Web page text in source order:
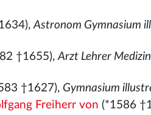
Astronom Gymnasium
†1655),Arzt Lehrer
†1627), Gymnasium
Freiherr von (*1586